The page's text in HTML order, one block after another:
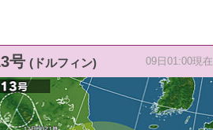
号 (ドルフィン) 09日01:00現在